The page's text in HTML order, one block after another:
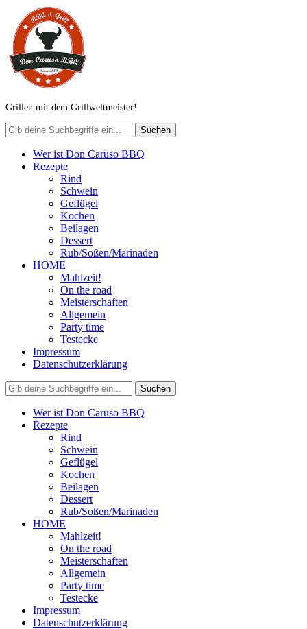
Grillen mit dem Grillweltmeister!
Wer ist Don Caruso BBQ
Rezepte
Rind
Schwein
Geflügel
Kochen
Beilagen
Dessert
Rub/Soßen/Marinaden
HOME
Mahlzeit!
On the road
Meisterschaften
Allgemein
Party time
Testecke
Impressum
Datenschutzerklärung
Wer ist Don Caruso BBQ
Rezepte
Rind
Schwein
Geflügel
Kochen
Beilagen
Dessert
Rub/Soßen/Marinaden
HOME
Mahlzeit!
On the road
Meisterschaften
Allgemein
Party time
Testecke
Impressum
Datenschutzerklärung